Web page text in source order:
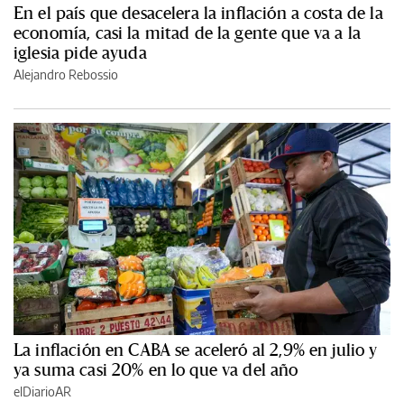
En el país que desacelera la inflación a costa de la
economía, casi la mitad de la gente que va a la
iglesia pide ayuda
Alejandro Rebossio
La inflación en CABA se aceleró al 2,9% en julio y
ya suma casi 20% en lo que va del año
elDiarioAR